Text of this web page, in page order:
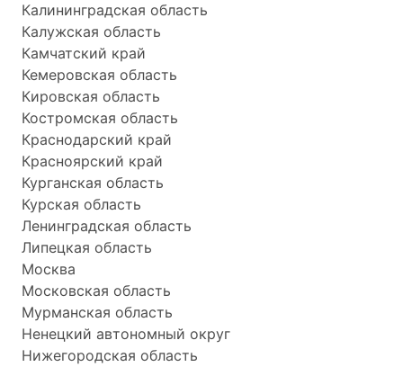
Калининградская область
Калужская область
Камчатский край
Кемеровская область
Кировская область
Костромская область
Краснодарский край
Красноярский край
Курганская область
Курская область
Ленинградская область
Липецкая область
Москва
Московская область
Мурманская область
Ненецкий автономный округ
Нижегородская область